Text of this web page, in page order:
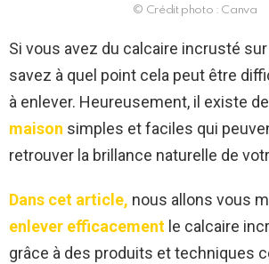
© Crédit photo : Canva
Si vous avez du calcaire incrusté
savez à quel point cela peut être
à enlever. Heureusement, il existe
maison simples et faciles qui
retrouver la brillance naturelle de
Dans cet article, nous allons vous
enlever efficacement le calcaire
grâce à des produits et techniques